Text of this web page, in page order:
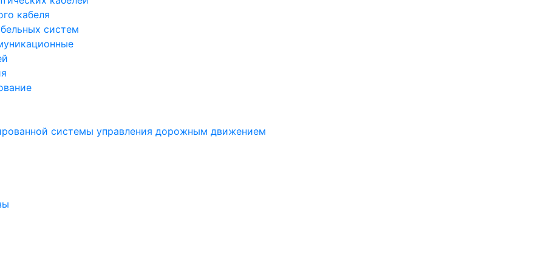
кабеля
систем
системы управления дорожным движением